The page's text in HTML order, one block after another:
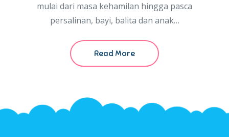
mulai dari masa kehamilan hingga pasca
persalinan, bayi, balita dan anak…
Read More